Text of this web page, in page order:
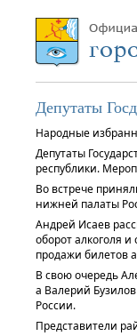
Депутаты
Народные
Депутаты
республики.
Во встрече
нижней палаты
Андрей Исаев
оборот алкоголя
продажи билетов
В свою очередь
а Валерий
России.
Представители